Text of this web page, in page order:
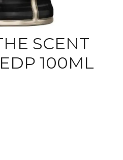
SCENT
100ML